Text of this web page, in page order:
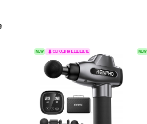
NEW СЕГОДНЯ ДЕШЕВЛЕ NEW